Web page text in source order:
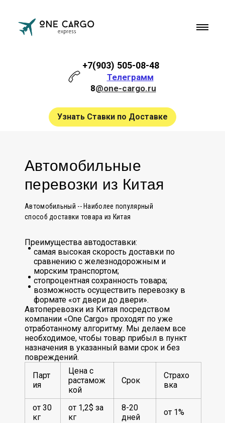
+7(903) 505-08-48
Телеграмм
8@one-cargo.ru
Узнать Ставки по Доставке
Автомобильные
перевозки из Китая
Автомобильный -- Наиболее популярный
способ доставки товара из Китая
Преимущества автодоставки:
самая высокая скорость доставки по
сравнению с железнодорожным и
морским транспортом;
стопроцентная сохранность товара;
возможность осуществить перевозку в
формате «от двери до двери».
Автоперевозки из Китая посредством
компании «One Cargo» проходят по уже
отработанному алгоритму. Мы делаем все
необходимое, чтобы товар прибыл в пункт
назначения в указанный вами срок и без
повреждений.
Парт
ия
Цена с
растамож
кой
Срок
Страхо
вка
от 30
кг
от 1,2$ за
кг
8-20
дней
от 1%